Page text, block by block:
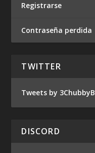
Registrarse
Contraseña perdida
TWITTER
Tweets by 3ChubbyB
DISCORD